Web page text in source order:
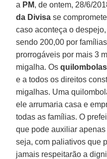
a PM, de ontem, 28/6/
da Divisa se
caso aconteça o
sendo 200,00 por
prorrogáveis por mais 3
migalha. Osquilombolas
e a todos os direitos
migalhas. Uma
ele arrumaria casa e
todas as famílias. O
que pode auxiliar
seja, com paliativos que
jamais respeitarão a